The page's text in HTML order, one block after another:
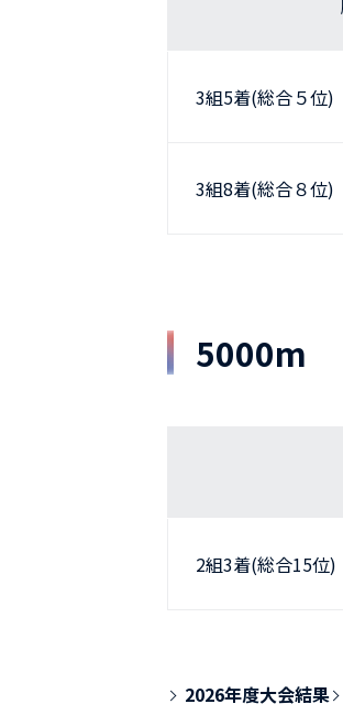
3組5着(総合５位)
3組8着(総合８位)
5000m
2組3着(総合15位)
2026年度大会結果